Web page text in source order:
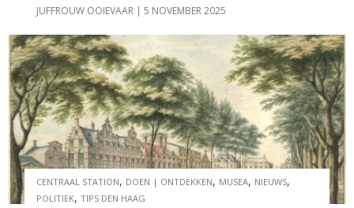
JUFFROUW OOIEVAAR 5 NOVEMBER 2025
CENTRAAL STATION, DOEN | ONTDEKKEN, MUSEA, NIEUWS,
POLITIEK,TIPS DEN HAAG